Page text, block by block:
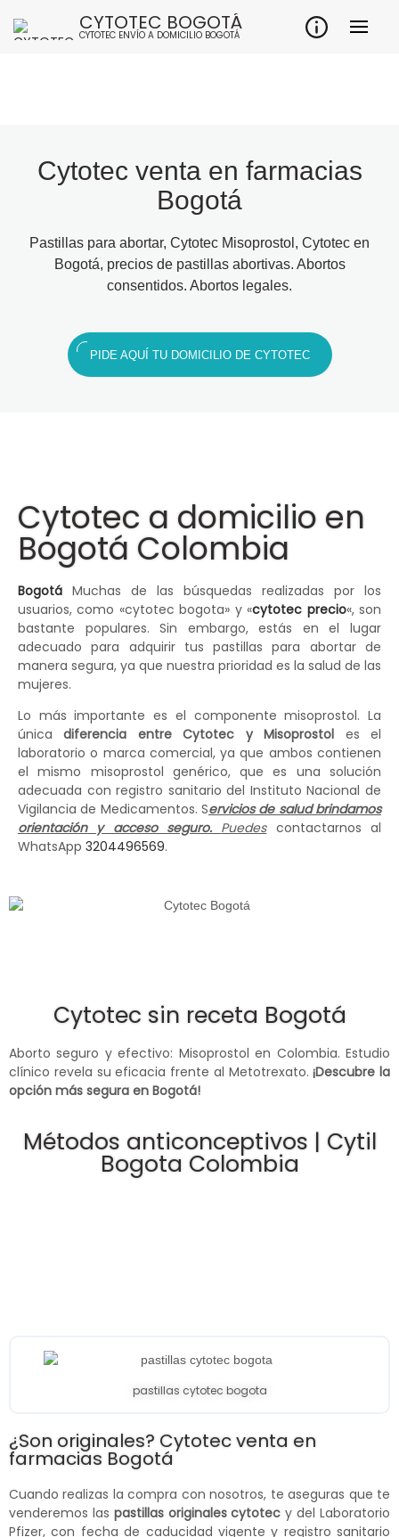
CYTOTEC BOGOTÁ
CYTOTEC ENVÍO A DOMICILIO BOGOTÁ
Cytotec venta en farmacias
Bogotá
Pastillas para abortar, Cytotec Misoprostol, Cytotec en
Bogotá, precios de pastillas abortivas. Abortos
consentidos. Abortos legales.
PIDE AQUÍ TU DOMICILIO DE CYTOTEC
Cytotec a domicilio en
Bogotá Colombia
Bogotá Muchas de las búsquedas realizadas por los
usuarios, como «cytotec bogota» y «cytotec precio«, son
bastante populares. Sin embargo, estás en el lugar
adecuado para adquirir tus pastillas para abortar de
manera segura, ya que nuestra prioridad es la salud de las
mujeres.
Lo más importante es el componente misoprostol. La
únicadiferencia entre Cytotec y Misoprostol es el
laboratorio o marca comercial, ya que ambos contienen
el mismo misoprostol genérico, que es una solución
adecuada con registro sanitario del Instituto Nacional de
Vigilancia de Medicamentos. Servicios de salud brindamos
orientación y acceso seguro. Puedescontactarnos al
WhatsApp 3204496569.
Cytotec sin receta Bogotá
Aborto seguro y efectivo: Misoprostol en Colombia. Estudio
clínico revela su eficacia frente al Metotrexato.¡Descubre la
opción más segura en Bogotá!
Métodos anticonceptivos | Cytil
Bogota Colombia
pastillas cytotec bogota
¿Son originales? Cytotec venta en
farmacias Bogotá
Cuando realizas la compra con nosotros, te aseguras que te
venderemos las pastillas originales cytotec y del Laboratorio
Pfizer, con fecha de caducidad vigente y registro sanitario